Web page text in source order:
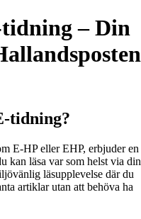
– Din
tidning?
E-HP eller EHP, erbjuder en
kan läsa var som helst via din
läsupplevelse där du
artiklar utan att behöva ha